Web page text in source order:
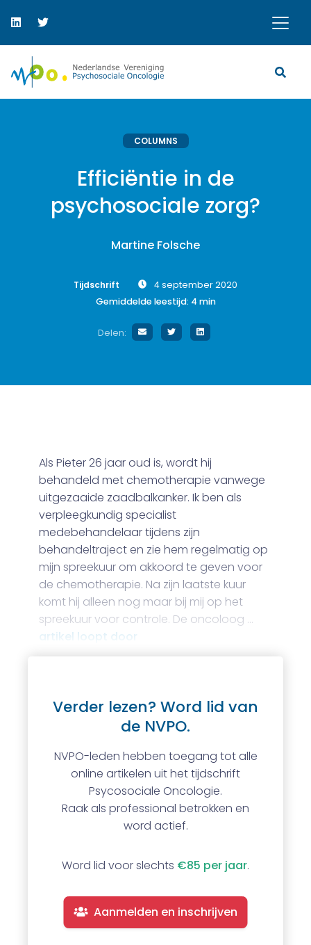
COLUMNS
Efficiëntie in de
psychosociale zorg?
Martine Folsche
Tijdschrift
4 september 2020
Gemiddelde leestijd: 4 min
Delen:
Als Pieter 26 jaar oud is, wordt hij
behandeld met chemotherapie vanwege
uitgezaaide zaadbalkanker. Ik ben als
verpleegkundig specialist
medebehandelaar tijdens zijn
behandeltraject en zie hem regelmatig op
mijn spreekuur om akkoord te geven voor
de chemotherapie. Na zijn laatste kuur
komt hij alleen nog maar bij mij op het
spreekuur voor controle. De oncoloog …
artikel loopt door
Verder lezen? Word lid van
de NVPO.
NVPO-leden hebben toegang tot alle
online artikelen uit het tijdschrift
Psycosociale Oncologie.
Raak als professional betrokken en
word actief.
Word lid voor slechts €85 per jaar.
Aanmelden en inschrijven